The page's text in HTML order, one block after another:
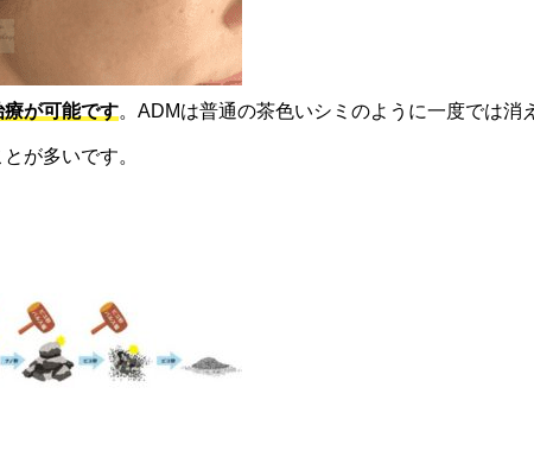
が可能です。ADMは普通の茶色いシミのように一度では消
が多いです。